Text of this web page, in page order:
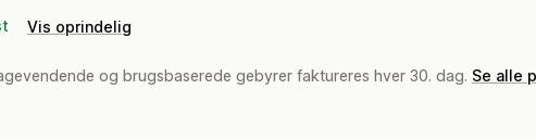
Vis oprindelig
og brugsbaserede gebyrer faktureres hver 30. dag. Se alle